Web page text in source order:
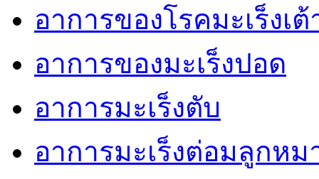
อาการของโรคมะเร็งเ
อาการของมะเร็งปอด
อาการมะเร็งตับ
อาการมะเร็งต่อมลูกหม